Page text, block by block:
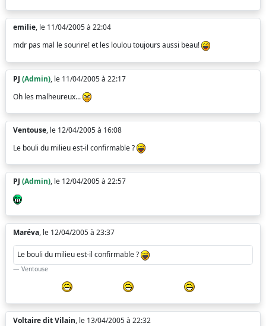
emilie, le 11/04/2005 à 22:04
mdr pas mal le sourire! et les loulou toujours aussi beau!
PJ (Admin), le 11/04/2005 à 22:17
Oh les malheureux...
Ventouse, le 12/04/2005 à 16:08
Le bouli du milieu est-il confirmable ?
PJ (Admin), le 12/04/2005 à 22:57
Maréva, le 12/04/2005 à 23:37
Le bouli du milieu est-il confirmable ?
Ventouse
Voltaire dit Vilain, le 13/04/2005 à 22:32